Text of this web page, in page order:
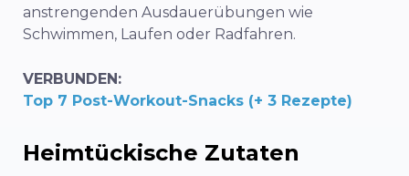
anstrengenden Ausdauerübungen wie
Schwimmen, Laufen oder Radfahren.
VERBUNDEN:
Top 7 Post-Workout-Snacks (+ 3 Rezepte)
Heimtückische Zutaten